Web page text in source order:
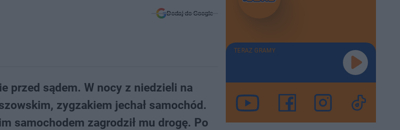
Dodaj do Google
przed sądem. W nocy z niedzieli na
zygzakiem jechał samochód.
samochodem zagrodził mu drogę. Po
TERAZ GRAMY